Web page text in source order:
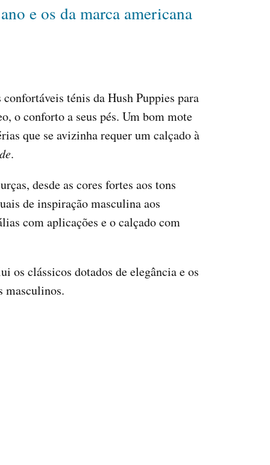
e os da marca americana
ténis da Hush Puppies para
o conforto a seus pés. Um bom mote
que se avizinha requer um calçado à
.
desde as cores fortes aos tons
de inspiração masculina aos
com aplicações e o calçado com
os clássicos dotados de elegância e os
masculinos.